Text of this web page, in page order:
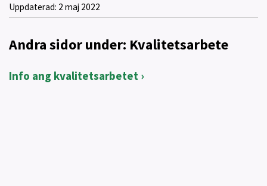
Uppdaterad: 2 maj 2022
Andra sidor under: Kvalitetsarbete
Info ang kvalitetsarbetet